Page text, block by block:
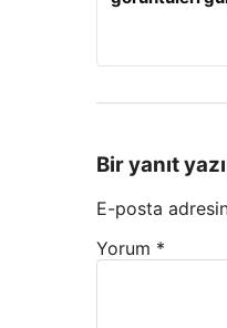
Bir yanıt
E-posta
Yorum *